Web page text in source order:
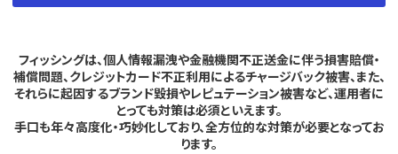
フィッシングは、個人情報漏洩や金融機関不正送金に伴う損害賠償・
補償問題、クレジットカード不正利用によるチャージバック被害、また、
それらに起因するブランド毀損やレピュテーション被害など、運用者に
とっても対策は必須といえます。
手口も年々高度化・巧妙化しており、全方位的な対策が必要となってお
ります。